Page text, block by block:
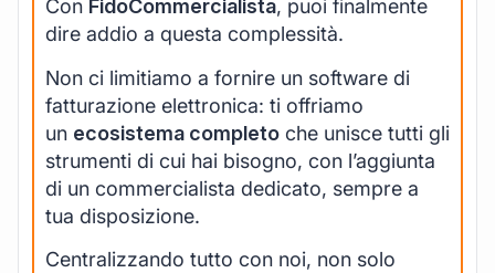
Con FidoCommercialista, puoi finalmente
dire addio a questa complessità.
Non ci limitiamo a fornire un software di
fatturazione elettronica: ti offriamo
un ecosistema completo che unisce tutti gli
strumenti di cui hai bisogno, con l’aggiunta
di un commercialista dedicato, sempre a
tua disposizione.
Centralizzando tutto con noi, non solo